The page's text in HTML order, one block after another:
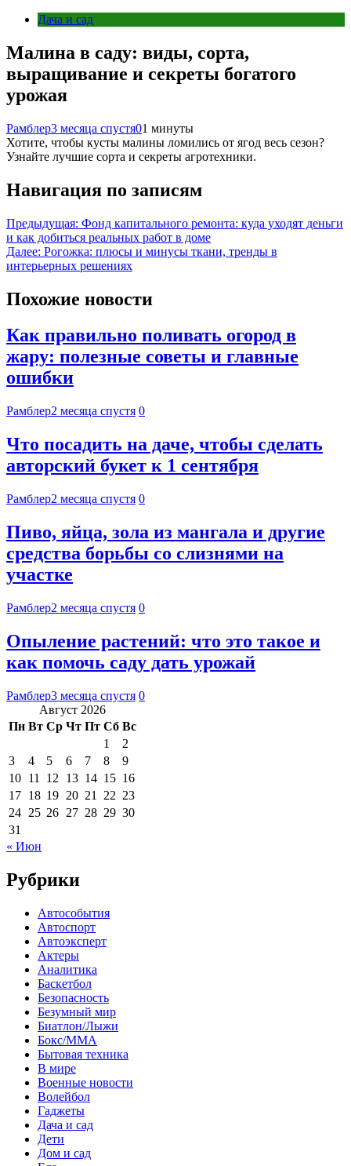
Дача и сад
Малина в саду: виды, сорта,
выращивание и секреты богатого
урожая
Рамблер3 месяца спустя01 минуты
Хотите, чтобы кусты малины ломились от ягод весь сезон?
Узнайте лучшие сорта и секреты агротехники.
Навигация по записям
Предыдущая: Фонд капитального ремонта: куда уходят деньги
и как добиться реальных работ в доме
Далее: Рогожка: плюсы и минусы ткани, тренды в
интерьерных решениях
Похожие новости
Как правильно поливать огород в
жару: полезные советы и главные
ошибки
Рамблер2 месяца спустя 0
Что посадить на даче, чтобы сделать
авторский букет к 1 сентября
Рамблер2 месяца спустя 0
Пиво, яйца, зола из мангала и другие
средства борьбы со слизнями на
участке
Рамблер2 месяца спустя 0
Опыление растений: что это такое и
как помочь саду дать урожай
Рамблер3 месяца спустя 0
Август 2026
Пн Вт Ср Чт Пт Сб Вс
1
2
3
4 5 6 7 8
9
10 11 12 13 14 15 16
17 18 19 20 21 22 23
24 25 26 27 28 29 30
31
« Июн
Рубрики
Автособытия
Автоспорт
Автоэксперт
Актеры
Аналитика
Баскетбол
Безопасность
Безумный мир
Биатлон/Лыжи
Бокс/MMA
Бытовая техника
В мире
Военные новости
Волейбол
Гаджеты
Дача и сад
Дети
Дом и сад